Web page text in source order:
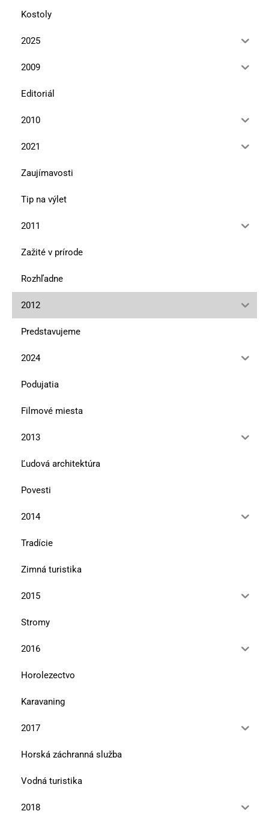
Kostoly
2025
2009
Editoriál
2010
2021
Zaujímavosti
Tip na výlet
2011
Zažité v prírode
Rozhľadne
2012
Predstavujeme
2024
Podujatia
Filmové miesta
2013
Ľudová architektúra
Povesti
2014
Tradície
Zimná turistika
2015
Stromy
2016
Horolezectvo
Karavaning
2017
Horská záchranná služba
Vodná turistika
2018